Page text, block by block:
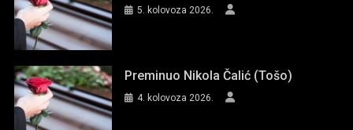
5. kolovoza 2026.
Preminuo Nikola Čalić (Tošo)
4. kolovoza 2026.